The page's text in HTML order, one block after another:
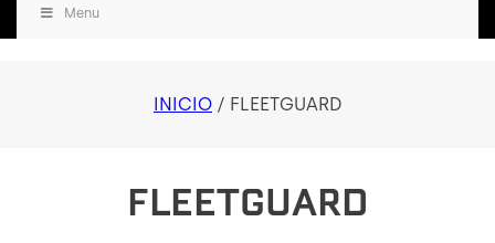
Menu
INICIO / FLEETGUARD
FLEETGUARD